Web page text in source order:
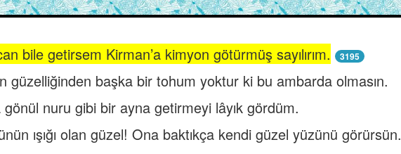
bile getirsem Kirman’a kimyon götürmüş sayılırım. 3195
güzelliğinden başka bir tohum yoktur ki bu ambarda olmasın.
gönül nuru gibi bir ayna getirmeyi lâyık gördüm.
ışığı olan güzel! Ona baktıkça kendi güzel yüzünü görürsün.